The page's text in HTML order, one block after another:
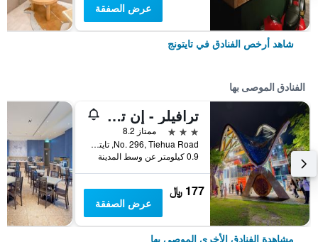
عرض الصفقة
شاهد أرخص الفنادق في تايتونج
الفنادق الموصى بها
ترافيلر - إن تيهوا هوتل 2
3 نجوم
ممتاز 8.2
No. 296, Tiehua Road, تايتونج, تايوان
0.9 كيلومتر عن وسط المدينة
177 ﷼
عرض الصفقة
مشاهدة الفنادق الأخرى الموصى بها